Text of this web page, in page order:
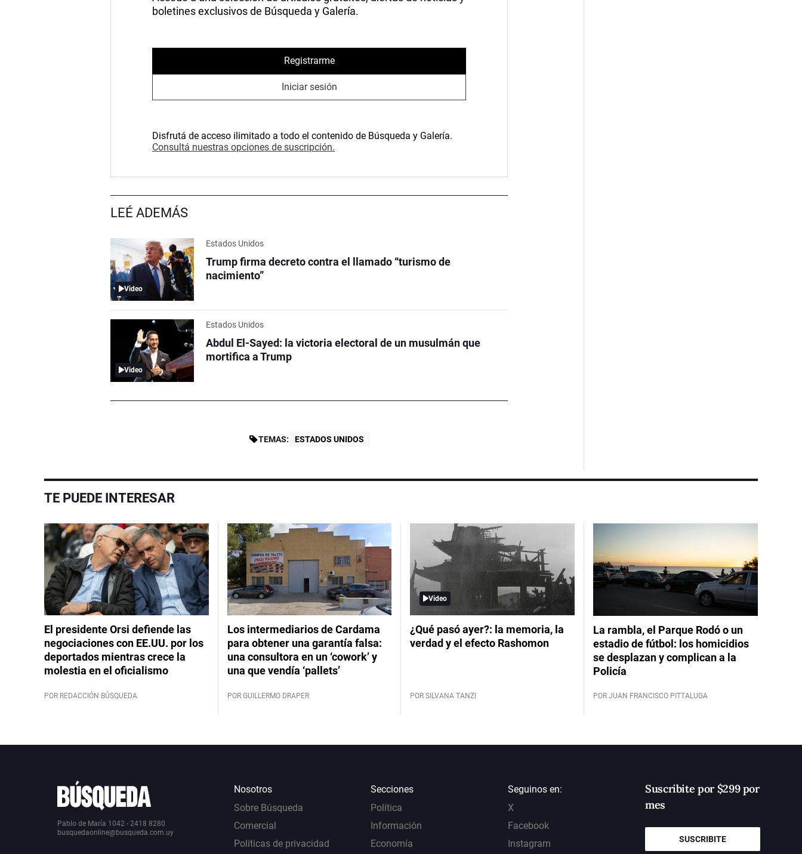
boletines exclusivos de Búsqueda y Galería.
Registrarme
Iniciar sesión
Disfrutá de acceso ilimitado a todo el contenido de Búsqueda y Galería.
Consultá nuestras opciones de suscripción.
LEÉ ADEMÁS
Video
Estados Unidos
Trump firma decreto contra el llamado “turismo de
nacimiento”
Video
Estados Unidos
Abdul El-Sayed: la victoria electoral de un musulmán que
mortifica a Trump
TEMAS: ESTADOS UNIDOS
TE PUEDE INTERESAR
El presidente Orsi defiende las
negociaciones con EE.UU. por los
deportados mientras crece la
molestia en el oficialismo
POR REDACCIÓN BÚSQUEDA
Los intermediarios de Cardama
para obtener una garantía falsa:
una consultora en un ‘cowork’ y
una que vendía ‘pallets’
POR GUILLERMO DRAPER
Video
¿Qué pasó ayer?: la memoria, la
verdad y el efecto Rashomon
POR SILVANA TANZI
La rambla, el Parque Rodó o un
estadio de fútbol: los homicidios
se desplazan y complican a la
Policía
POR JUAN FRANCISCO PITTALUGA
Pablo de María 1042 - 2418 8280
busquedaonline@busqueda.com.uy
Nosotros
Sobre Búsqueda
Comercial
Políticas de privacidad
Secciones
Política
Información
Economía
Seguinos en:
X
Facebook
Instagram
Suscribite por $299 por
mes
SUSCRIBITE